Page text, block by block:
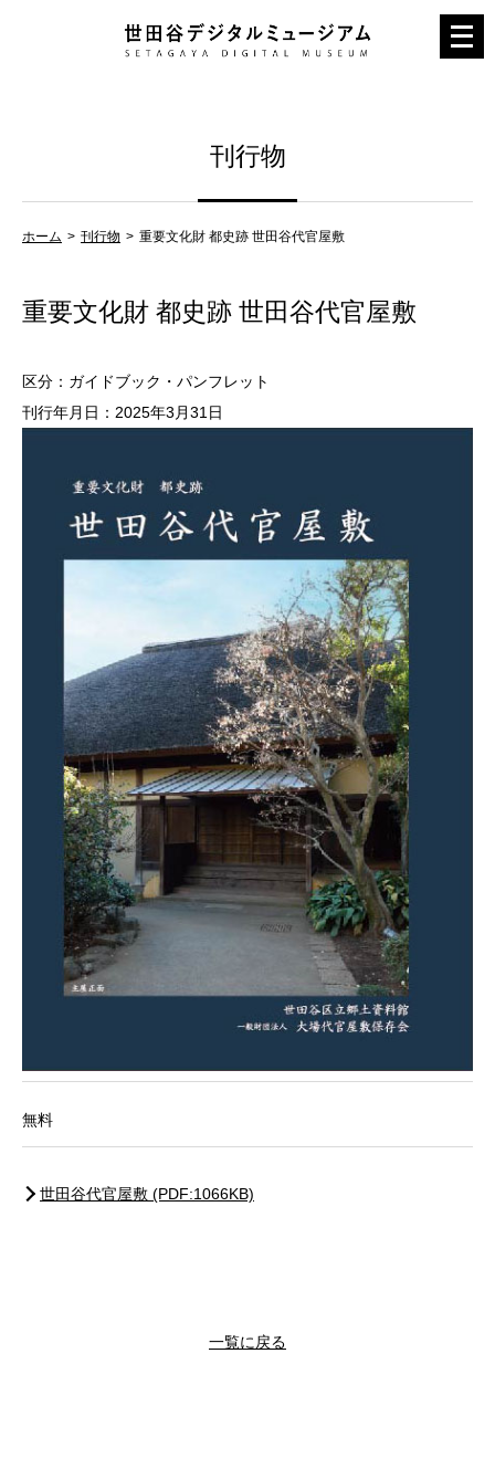
メ
ニ
刊行物
ホーム 刊行物 重要文化財 都史跡 世田谷代官屋敷
重要文化財 都史跡 世田谷代官屋敷
区分：ガイドブック・パンフレット
刊行年月日：2025年3月31日
無料
世田谷代官屋敷 (PDF:1066KB)
一覧に戻る